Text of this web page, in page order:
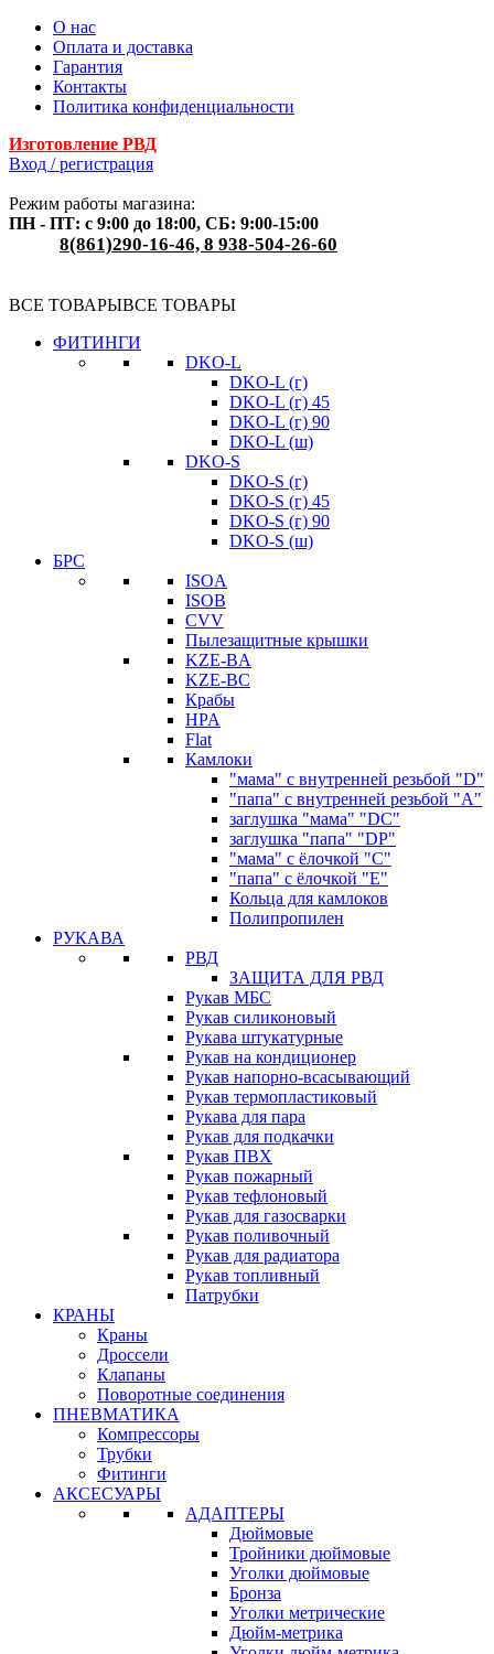
О нас
Оплата и доставка
Гарантия
Контакты
Политика конфиденциальности
Изготовление РВД
Вход / регистрация
Режим работы магазина:
ПН - ПТ: с 9:00 до 18:00, СБ: 9:00-15:00
8(861)290-16-46, 8 938-504-26-60
ВСЕ ТОВАРЫВСЕ ТОВАРЫ
ФИТИНГИ
DKO-L
DKO-L (г)
DKO-L (г) 45
DKO-L (г) 90
DKO-L (ш)
DKO-S
DKO-S (г)
DKO-S (г) 45
DKO-S (г) 90
DKO-S (ш)
БРС
ISOA
ISOB
CVV
Пылезащитные крышки
KZE-BA
KZE-BС
Крабы
HPA
Flat
Камлоки
"мама" с внутренней резьбой "D"
"папа" с внутренней резьбой "A"
заглушка "мама" "DC"
заглушка "папа" "DP"
"мама" с ёлочкой "C"
"папа" с ёлочкой "E"
Кольца для камлоков
Полипропилен
РУКАВА
РВД
ЗАЩИТА ДЛЯ РВД
Рукав МБС
Рукав силиконовый
Рукава штукатурные
Рукав на кондиционер
Рукав напорно-всасывающий
Рукав термопластиковый
Рукава для пара
Рукав для подкачки
Рукав ПВХ
Рукав пожарный
Рукав тефлоновый
Рукав для газосварки
Рукав поливочный
Рукав для радиатора
Рукав топливный
Патрубки
КРАНЫ
Краны
Дроссели
Клапаны
Поворотные соединения
ПНЕВМАТИКА
Компрессоры
Трубки
Фитинги
АКСЕСУАРЫ
АДАПТЕРЫ
Дюймовые
Тройники дюймовые
Уголки дюймовые
Бронза
Уголки метрические
Дюйм-метрика